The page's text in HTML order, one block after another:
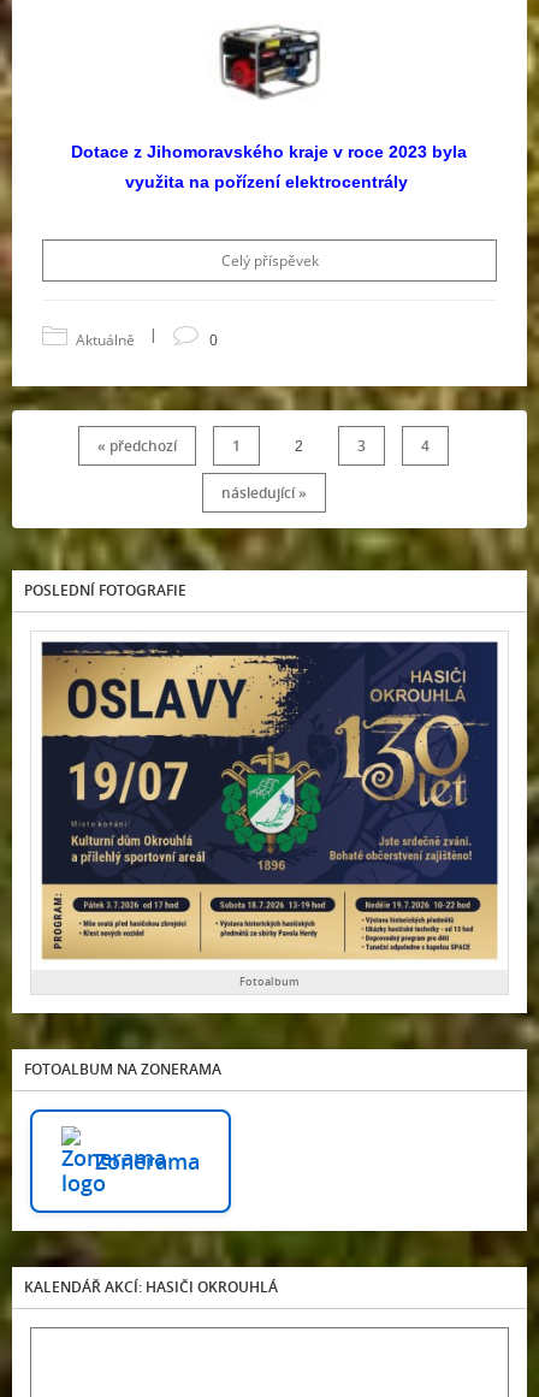
Dotace z Jihomoravského kraje v roce 2023 byla
využita na pořízení elektrocentrály
Celý příspěvek
Aktuálně | 0
« předchozí 1 2 3 4
následující »
POSLEDNÍ FOTOGRAFIE
Fotoalbum
FOTOALBUM NA ZONERAMA
Zonerama
KALENDÁŘ AKCÍ: HASIČI OKROUHLÁ